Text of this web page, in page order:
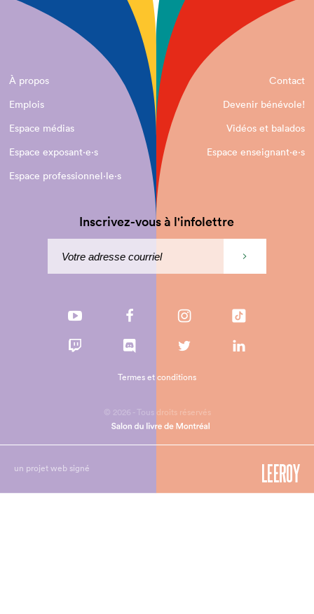
À propos
Contact
Emplois
Devenir bénévole!
Espace médias
Vidéos et balados
Espace exposant·e⋅s
Espace enseignant·e⋅s
Espace professionnel·le⋅s
Inscrivez-vous à l'infolettre
© 2026 - Tous droits réservés
Termes et conditions
un projet web signé